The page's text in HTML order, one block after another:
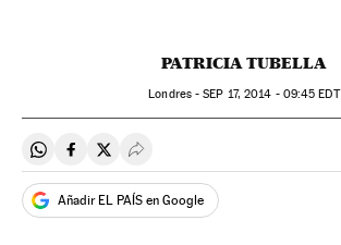
PATRICIA TUBELLA
Londres -SEP 17, 2014 - 09:45 EDT
Compartir en Whatsapp
Compartir en Facebook
Compartir en Twitter
Desplegar Redes Sociales
Añadir EL PAÍS en Google